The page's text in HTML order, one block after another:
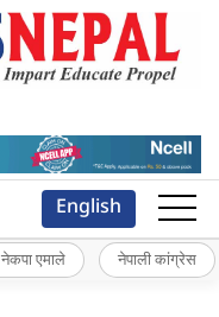
English
नेकपा एमाले नेपाली कांग्रेस